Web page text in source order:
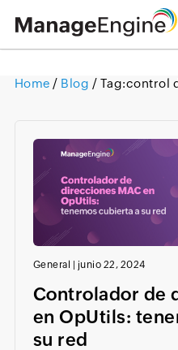
Home / Blog / Tag:control
General junio 22, 2024
Controlador de
en OpUtils:
su red